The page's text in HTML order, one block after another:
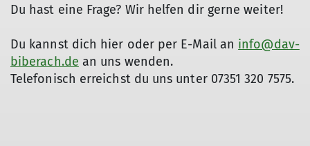
Du hast eine Frage? Wir helfen dir gerne weiter!
Du kannst dich hier oder per E-Mail an info@dav-
biberach.de an uns wenden.
Telefonisch erreichst du uns unter 07351 320 7575.